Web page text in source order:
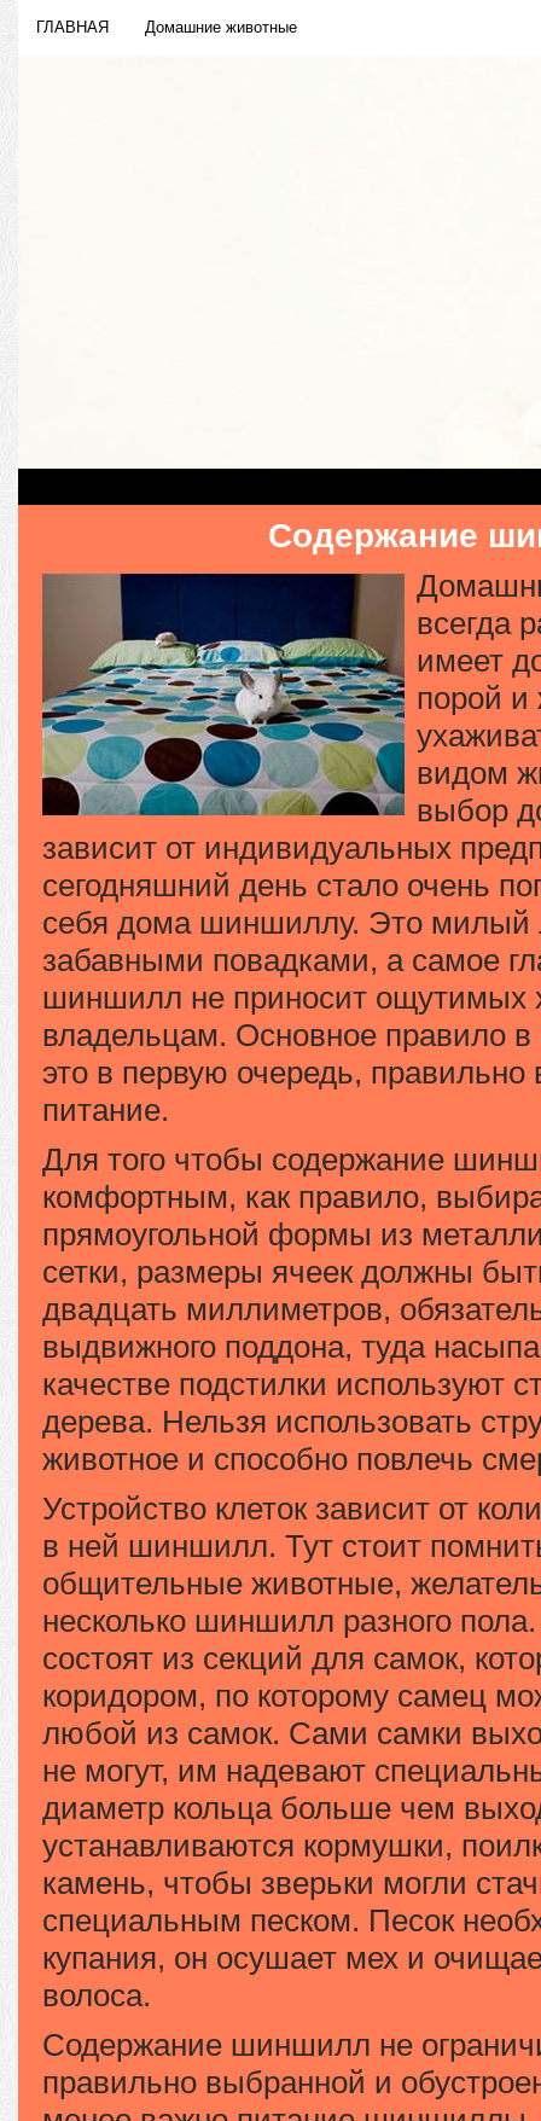
ГЛАВНАЯ Домашние животные
Содержание
всегда
имеет
порой и
видом
выбор
зависит от индивидуальных
сегодняшний день стало очень
себя дома шиншиллу. Это милый
забавными повадками, а самое
шиншилл не приносит ощутимых
владельцам. Основное правило
это в первую очередь, правильно
питание.
Для того чтобы содержание
комфортным, как правило,
прямоугольной формы из
сетки, размеры ячеек должны
двадцать миллиметров,
выдвижного поддона, туда
качестве подстилки используют
дерева. Нельзя использовать
животное и способно повлечь
Устройство клеток зависит от
в ней шиншилл. Тут стоит
общительные животные,
несколько шиншилл разного
состоят из секций для самок,
коридором, по которому самец
любой из самок. Сами самки
не могут, им надевают
диаметр кольца больше чем
устанавливаются кормушки,
камень, чтобы зверьки могли
специальным песком. Песок
купания, он осушает мех и
волоса.
Содержание шиншилл не
правильно выбранной и